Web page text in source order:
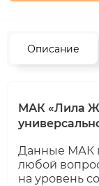
Описание
МАК «Лила
Данные МАК
любой
на уровень